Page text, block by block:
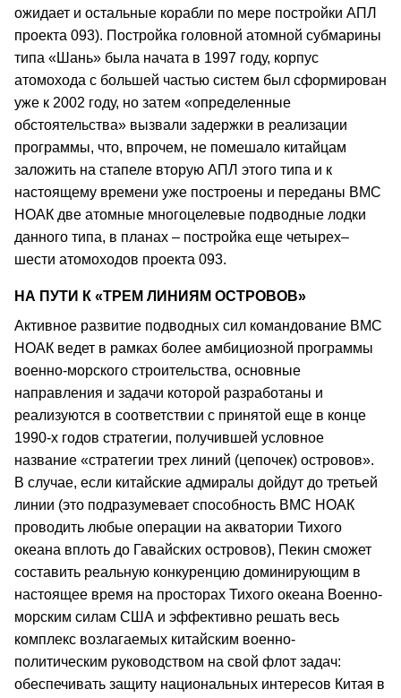
ожидает и остальные корабли по мере постройки АПЛ
проекта 093). Постройка головной атомной субмарины
типа «Шань» была начата в 1997 году, корпус
атомохода с большей частью систем был сформирован
уже к 2002 году, но затем «определенные
обстоятельства» вызвали задержки в реализации
программы, что, впрочем, не помешало китайцам
заложить на стапеле вторую АПЛ этого типа и к
настоящему времени уже построены и переданы ВМС
НОАК две атомные многоцелевые подводные лодки
данного типа, в планах – постройка еще четырех–
шести атомоходов проекта 093.
НА ПУТИ К «ТРЕМ ЛИНИЯМ ОСТРОВОВ»
Активное развитие подводных сил командование ВМС
НОАК ведет в рамках более амбициозной программы
военно-морского строительства, основные
направления и задачи которой разработаны и
реализуются в соответствии с принятой еще в конце
1990-х годов стратегии, получившей условное
название «стратегии трех линий (цепочек) островов».
В случае, если китайские адмиралы дойдут до третьей
линии (это подразумевает способность ВМС НОАК
проводить любые операции на акватории Тихого
океана вплоть до Гавайских островов), Пекин сможет
составить реальную конкуренцию доминирующим в
настоящее время на просторах Тихого океана Военно-
морским силам США и эффективно решать весь
комплекс возлагаемых китайским военно-
политическим руководством на свой флот задач:
обеспечивать защиту национальных интересов Китая в